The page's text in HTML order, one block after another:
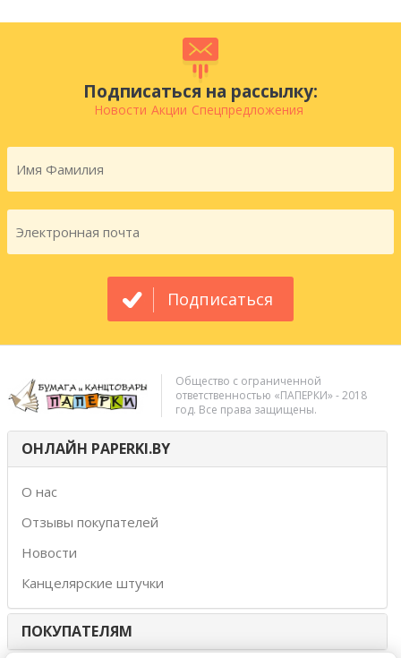
Подписаться на рассылку:
Новости Акции Спецпредложения
Подписаться
Общество с ограниченной
ответственностью «ПАПЕРКИ» - 2018
год. Все права защищены.
ОНЛАЙН PAPERKI.BY
О нас
Отзывы покупателей
Новости
Канцелярские штучки
ПОКУПАТЕЛЯМ